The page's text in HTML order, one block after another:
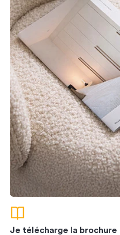
Je télécharge la brochure